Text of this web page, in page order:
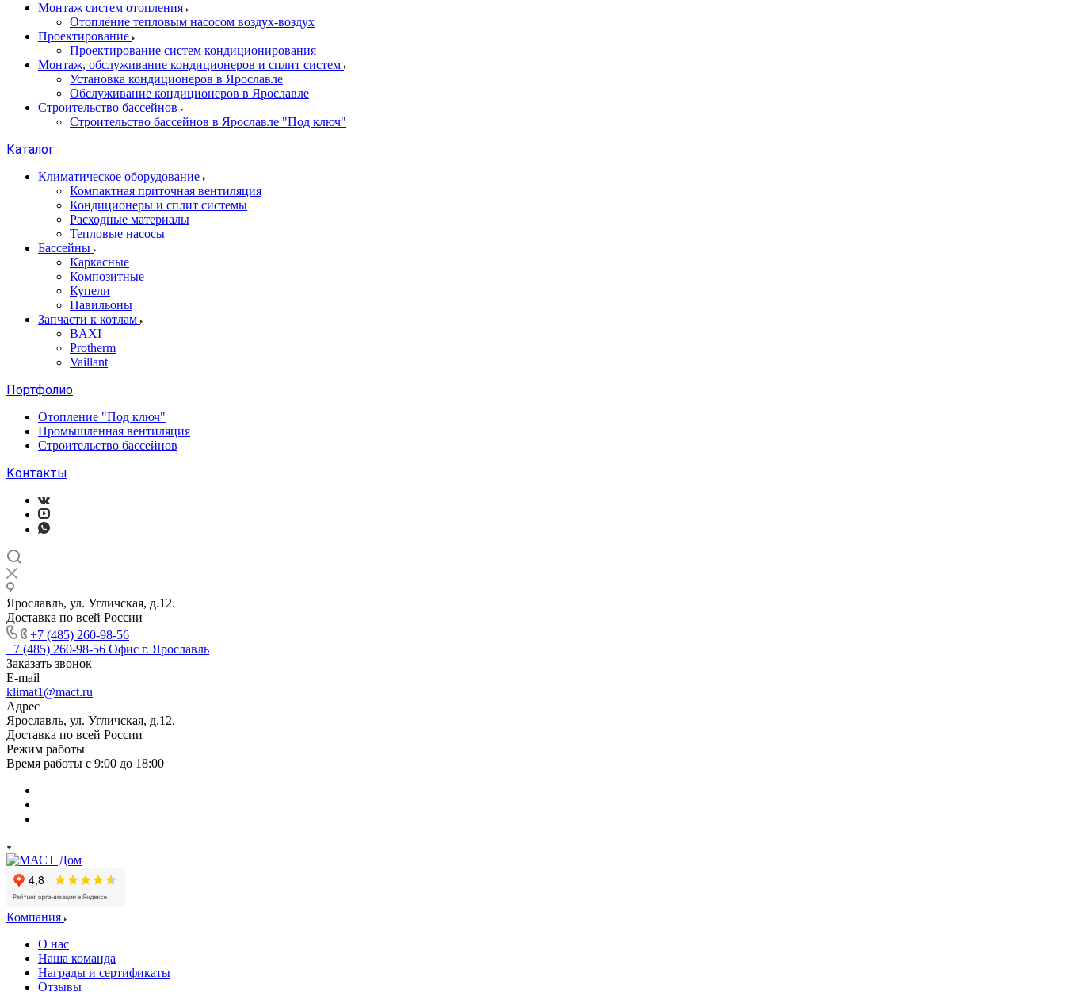
Монтаж систем отопления
Отопление тепловым насосом воздух-воздух
Проектирование
Проектирование систем кондиционирования
Монтаж, обслуживание кондиционеров и сплит систем
Установка кондиционеров в Ярославле
Обслуживание кондиционеров в Ярославле
Строительство бассейнов
Строительство бассейнов в Ярославле "Под ключ"
Каталог
Климатическое оборудование
Компактная приточная вентиляция
Кондиционеры и сплит системы
Расходные материалы
Тепловые насосы
Бассейны
Каркасные
Композитные
Купели
Павильоны
Запчасти к котлам
BAXI
Protherm
Vaillant
Портфолио
Отопление "Под ключ"
Промышленная вентиляция
Строительство бассейнов
Контакты
Ярославль, ул. Угличская, д.12.
Доставка по всей России
+7 (485) 260-98-56
+7 (485) 260-98-56 Офис г. Ярославль
Заказать звонок
E-mail
klimat1@mact.ru
Адрес
Ярославль, ул. Угличская, д.12.
Доставка по всей России
Режим работы
Время работы с 9:00 до 18:00
Компания
О нас
Наша команда
Награды и сертификаты
Отзывы